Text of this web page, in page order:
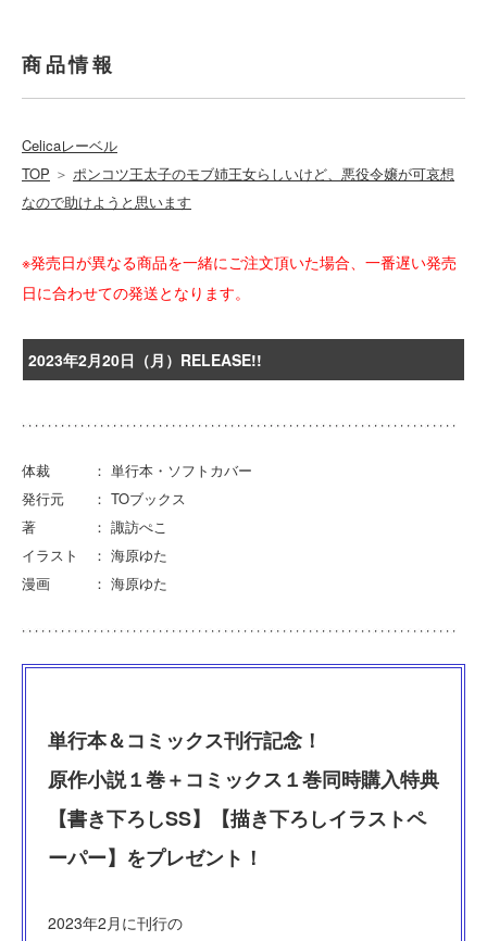
商品情報
Celicaレーベル
TOP ＞ ポンコツ王太子のモブ姉王女らしいけど、悪役令嬢が可哀想
なので助けようと思います
※発売日が異なる商品を一緒にご注文頂いた場合、一番遅い発売
日に合わせての発送となります。
2023年2月20日（月）RELEASE!!
体裁 ： 単行本・ソフトカバー
発行元 ： TOブックス
著 ： 諏訪ぺこ
イラスト ： 海原ゆた
漫画 ： 海原ゆた
単行本＆コミックス刊行記念！
原作小説１巻＋コミックス１巻同時購入特典
【書き下ろしSS】【描き下ろしイラストペ
ーパー】をプレゼント！
2023年2月に刊行の